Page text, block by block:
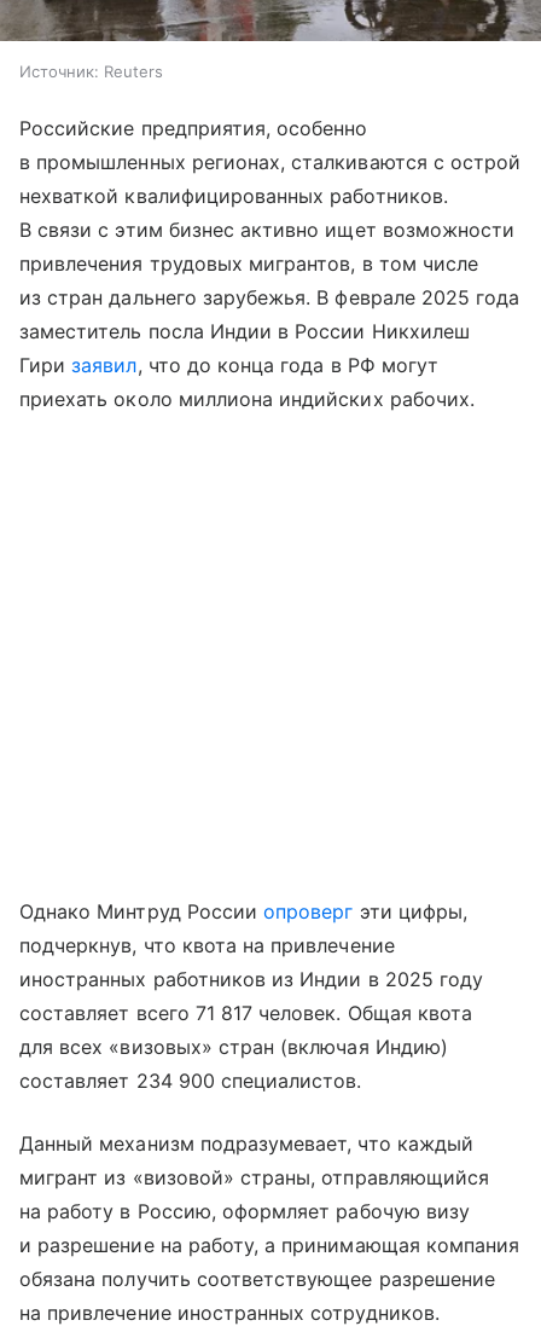
Источник: Reuters
Российские предприятия, особенно
в промышленных регионах, сталкиваются с острой
нехваткой квалифицированных работников.
В связи с этим бизнес активно ищет возможности
привлечения трудовых мигрантов, в том числе
из стран дальнего зарубежья. В феврале 2025 года
заместитель посла Индии в России Никхилеш
Гиризаявил, что до конца года в РФ могут
приехать около миллиона индийских рабочих.
Однако Минтруд Россииопроверг эти цифры,
подчеркнув, что квота на привлечение
иностранных работников из Индии в 2025 году
составляет всего 71 817 человек. Общая квота
для всех «визовых» стран (включая Индию)
составляет 234 900 специалистов.
Данный механизм подразумевает, что каждый
мигрант из «визовой» страны, отправляющийся
на работу в Россию, оформляет рабочую визу
и разрешение на работу, а принимающая компания
обязана получить соответствующее разрешение
на привлечение иностранных сотрудников.